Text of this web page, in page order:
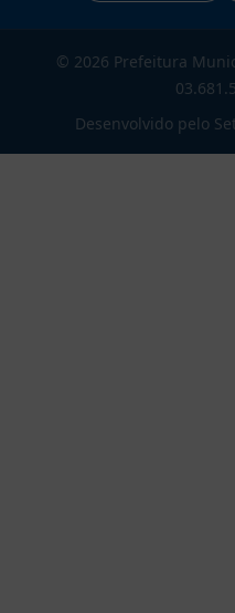
© 2026 Prefeitura
Desenvolvido pelo